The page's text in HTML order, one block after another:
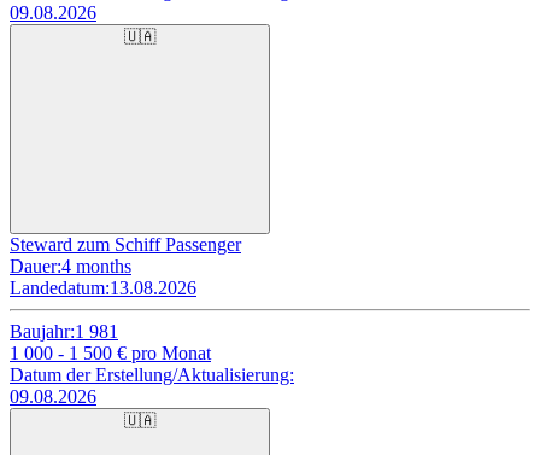
09.08.2026
🇺🇦
Steward zum Schiff Passenger
Dauer:4 months
Landedatum:13.08.2026
Baujahr:1 981
1 000 - 1 500 € pro Monat
Datum der Erstellung/Aktualisierung:
09.08.2026
🇺🇦